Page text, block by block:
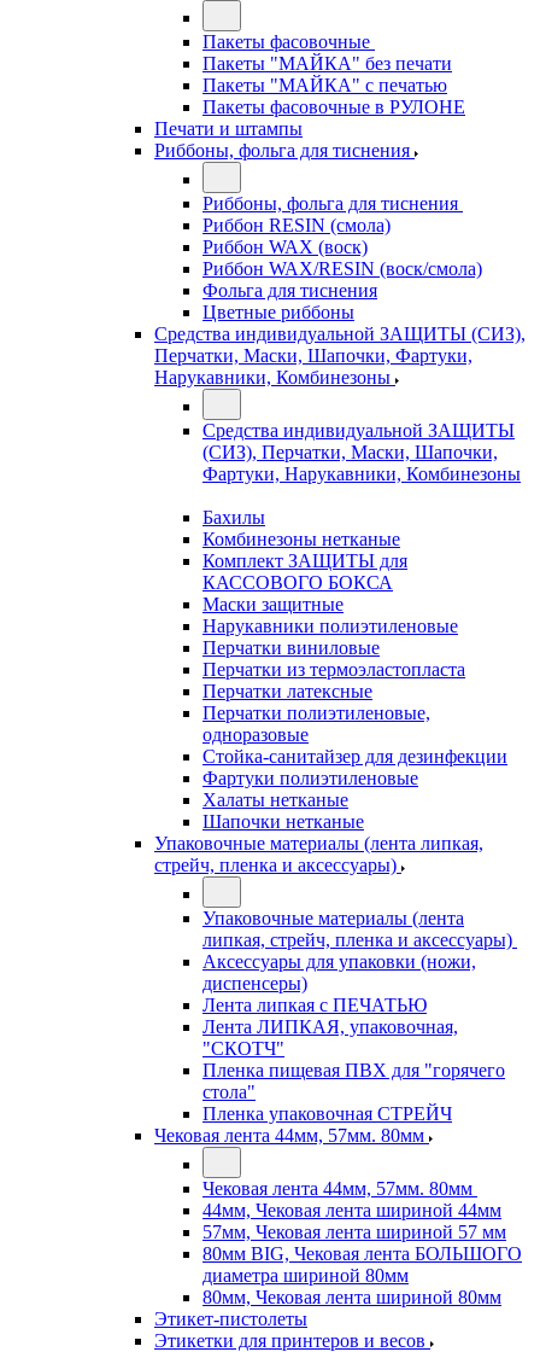
Пакеты фасовочные
Пакеты "МАЙКА" без печати
Пакеты "МАЙКА" с печатью
Пакеты фасовочные в РУЛОНЕ
Печати и штампы
Риббоны, фольга для тиснения
Риббоны, фольга для тиснения
Риббон RESIN (смола)
Риббон WAX (воск)
Риббон WAX/RESIN (воск/смола)
Фольга для тиснения
Цветные риббоны
Средства индивидуальной ЗАЩИТЫ (СИЗ),
Перчатки, Маски, Шапочки, Фартуки,
Нарукавники, Комбинезоны
Средства индивидуальной ЗАЩИТЫ
(СИЗ), Перчатки, Маски, Шапочки,
Фартуки, Нарукавники, Комбинезоны
Бахилы
Комбинезоны нетканые
Комплект ЗАЩИТЫ для
КАССОВОГО БОКСА
Маски защитные
Нарукавники полиэтиленовые
Перчатки виниловые
Перчатки из термоэластопласта
Перчатки латексные
Перчатки полиэтиленовые,
одноразовые
Стойка-санитайзер для дезинфекции
Фартуки полиэтиленовые
Халаты нетканые
Шапочки нетканые
Упаковочные материалы (лента липкая,
стрейч, пленка и аксессуары)
Упаковочные материалы (лента
липкая, стрейч, пленка и аксессуары)
Аксессуары для упаковки (ножи,
диспенсеры)
Лента липкая с ПЕЧАТЬЮ
Лента ЛИПКАЯ, упаковочная,
"СКОТЧ"
Пленка пищевая ПВХ для "горячего
стола"
Пленка упаковочная СТРЕЙЧ
Чековая лента 44мм, 57мм. 80мм
Чековая лента 44мм, 57мм. 80мм
44мм, Чековая лента шириной 44мм
57мм, Чековая лента шириной 57 мм
80мм BIG, Чековая лента БОЛЬШОГО
диаметра шириной 80мм
80мм, Чековая лента шириной 80мм
Этикет-пистолеты
Этикетки для принтеров и весов